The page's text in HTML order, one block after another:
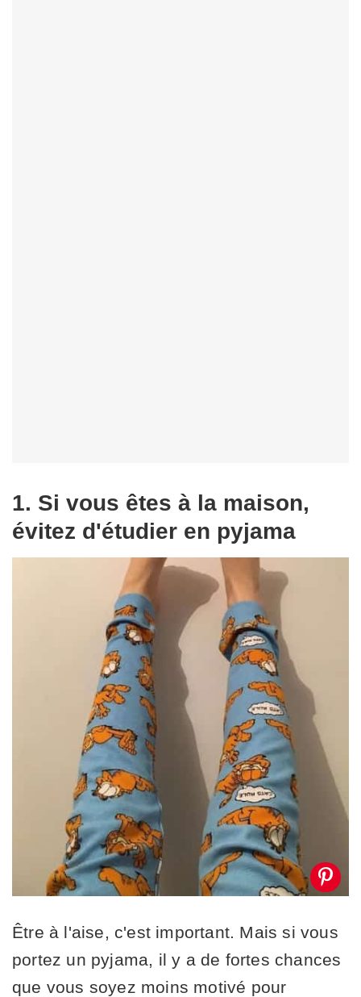
1. Si vous êtes à la maison,
évitez d'étudier en pyjama
Être à l'aise, c'est important. Mais si vous
portez un pyjama, il y a de fortes chances
que vous soyez moins motivé pour